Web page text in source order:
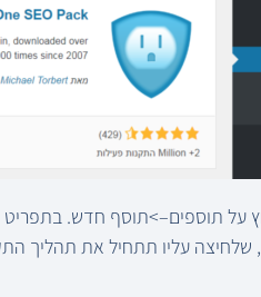
, שלחיצה עליו תתחיל את תהליך